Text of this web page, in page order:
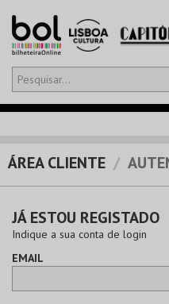
Olá,iniciar sessão
EVENTOS
CARTÕES
PRODUTOS
ÁREA CLIENTE
JÁ ESTOU REGISTADO
Indique a sua conta de login
EMAIL